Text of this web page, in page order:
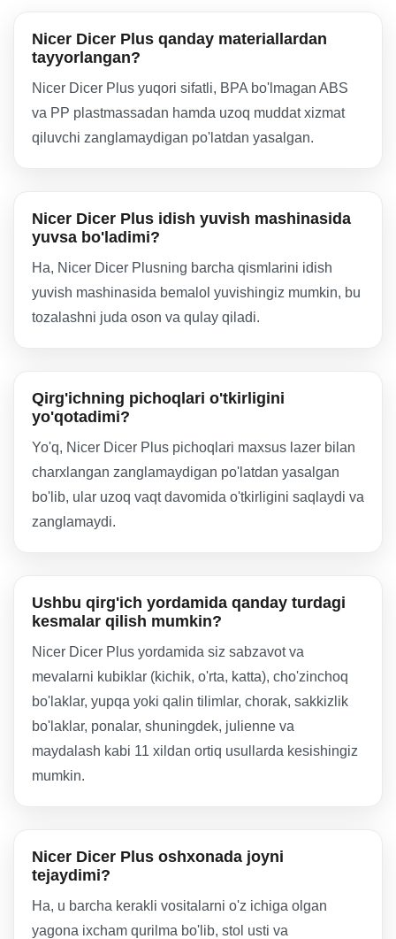
Nicer Dicer Plus qanday materiallardan
tayyorlangan?
Nicer Dicer Plus yuqori sifatli, BPA bo'lmagan ABS
va PP plastmassadan hamda uzoq muddat xizmat
qiluvchi zanglamaydigan po'latdan yasalgan.
Nicer Dicer Plus idish yuvish mashinasida
yuvsa bo'ladimi?
Ha, Nicer Dicer Plusning barcha qismlarini idish
yuvish mashinasida bemalol yuvishingiz mumkin, bu
tozalashni juda oson va qulay qiladi.
Qirg'ichning pichoqlari o'tkirligini
yo'qotadimi?
Yo'q, Nicer Dicer Plus pichoqlari maxsus lazer bilan
charxlangan zanglamaydigan po'latdan yasalgan
bo'lib, ular uzoq vaqt davomida o'tkirligini saqlaydi va
zanglamaydi.
Ushbu qirg'ich yordamida qanday turdagi
kesmalar qilish mumkin?
Nicer Dicer Plus yordamida siz sabzavot va
mevalarni kubiklar (kichik, o'rta, katta), cho'zinchoq
bo'laklar, yupqa yoki qalin tilimlar, chorak, sakkizlik
bo'laklar, ponalar, shuningdek, julienne va
maydalash kabi 11 xildan ortiq usullarda kesishingiz
mumkin.
Nicer Dicer Plus oshxonada joyni
tejaydimi?
Ha, u barcha kerakli vositalarni o'z ichiga olgan
yagona ixcham qurilma bo'lib, stol usti va